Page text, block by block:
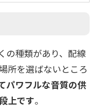
の種類があり、配線
所を選ばないところ
パワフルな音質の供
上です。